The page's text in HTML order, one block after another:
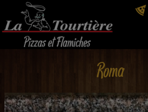
Roma